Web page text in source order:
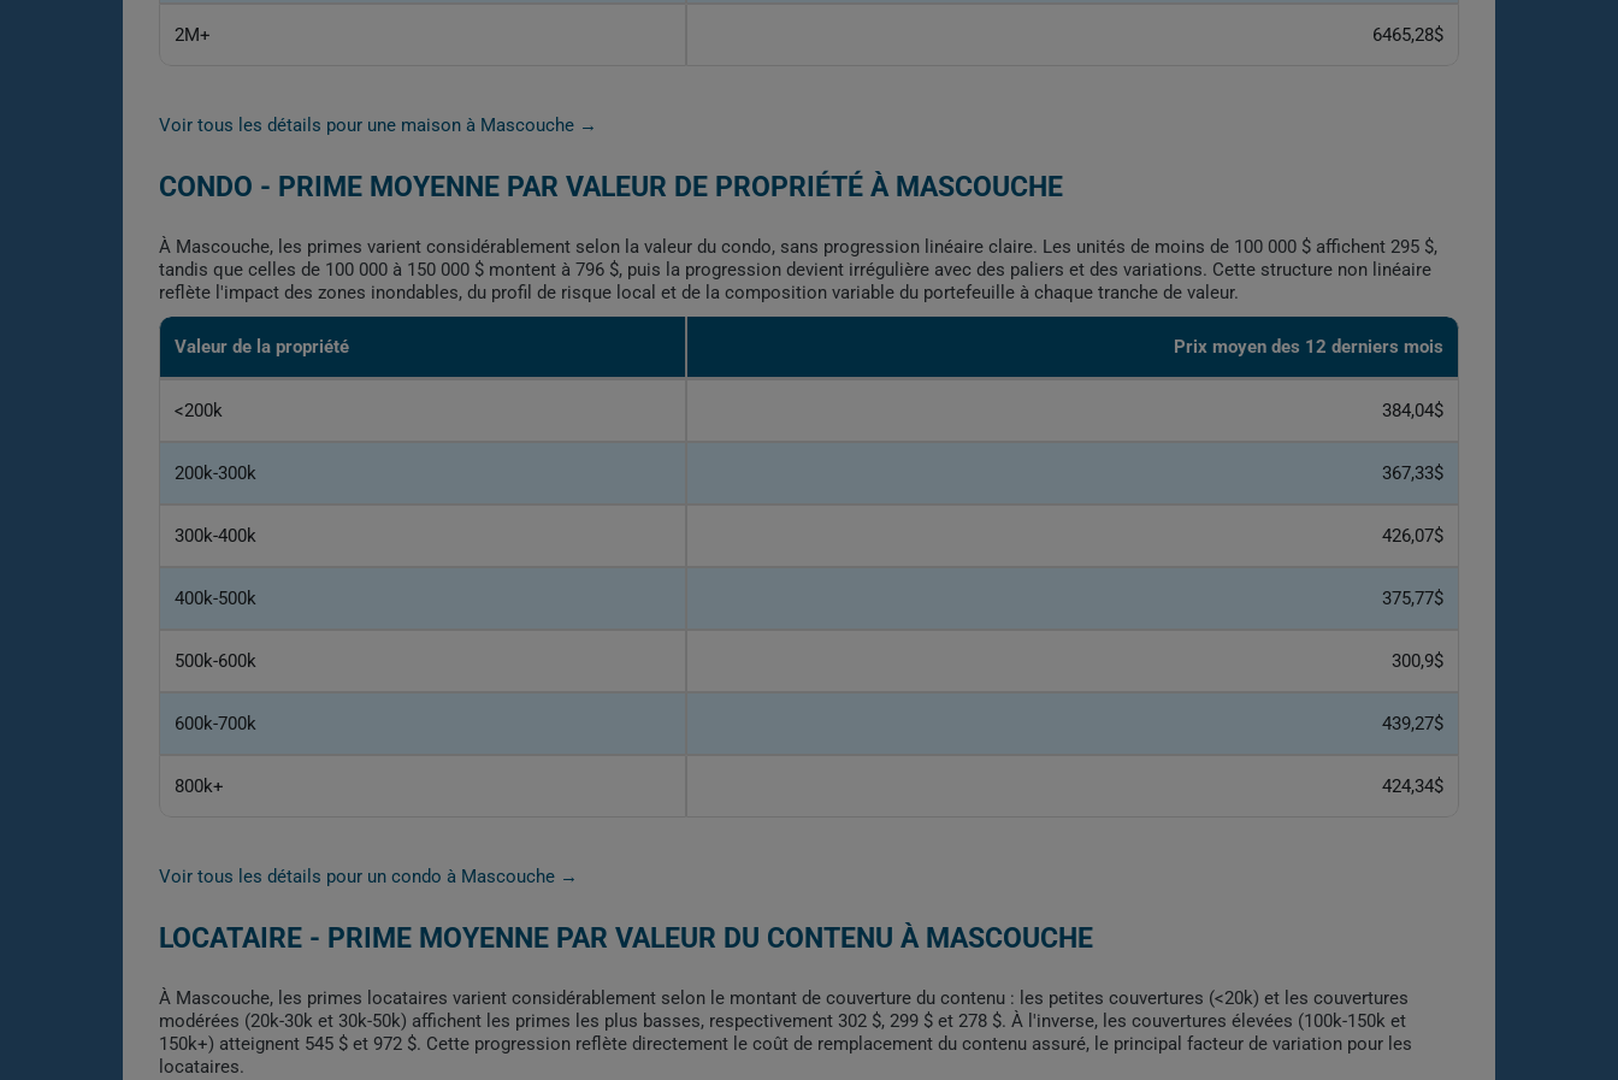
2M+ 6465,28$
Voir tous les détails pour une maison à Mascouche →
CONDO - PRIME MOYENNE PAR VALEUR DE PROPRIÉTÉ À MASCOUCHE
À Mascouche, les primes varient considérablement selon la valeur du condo, sans progression linéaire claire. Les unités de moins de 100 000 $ affichent 295 $,
tandis que celles de 100 000 à 150 000 $ montent à 796 $, puis la progression devient irrégulière avec des paliers et des variations. Cette structure non linéaire
reflète l'impact des zones inondables, du profil de risque local et de la composition variable du portefeuille à chaque tranche de valeur.
Valeur de la propriété Prix moyen des 12 derniers mois
<200k 384,04$
200k-300k 367,33$
300k-400k 426,07$
400k-500k 375,77$
500k-600k 300,9$
600k-700k 439,27$
800k+ 424,34$
Voir tous les détails pour un condo à Mascouche →
LOCATAIRE - PRIME MOYENNE PAR VALEUR DU CONTENU À MASCOUCHE
À Mascouche, les primes locataires varient considérablement selon le montant de couverture du contenu : les petites couvertures (<20k) et les couvertures
modérées (20k-30k et 30k-50k) affichent les primes les plus basses, respectivement 302 $, 299 $ et 278 $. À l'inverse, les couvertures élevées (100k-150k et
150k+) atteignent 545 $ et 972 $. Cette progression reflète directement le coût de remplacement du contenu assuré, le principal facteur de variation pour les
locataires.